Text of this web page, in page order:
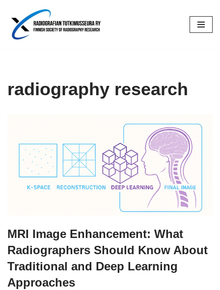
Siirry
suoraan
radiography research
MRI Image Enhancement: What
Radiographers Should Know About
Traditional and Deep Learning
Approaches